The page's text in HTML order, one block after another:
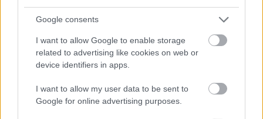
Google consents
I want to allow Google to enable storage
related to advertising like cookies on web or
device identifiers in apps.
I want to allow my user data to be sent to
Google for online advertising purposes.
-közöny, motivációvesztés
Az érzelmi szabályozásért felelős agyi kapcsolatok
változása miatt hangulatingadozás is kialakulhat.
Mi történik a háttérben?
A demencia lényege az idegrendszer fokozatos